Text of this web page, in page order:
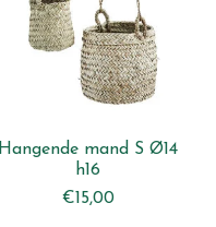
Hangende mand S Ø14
h16
€15,00